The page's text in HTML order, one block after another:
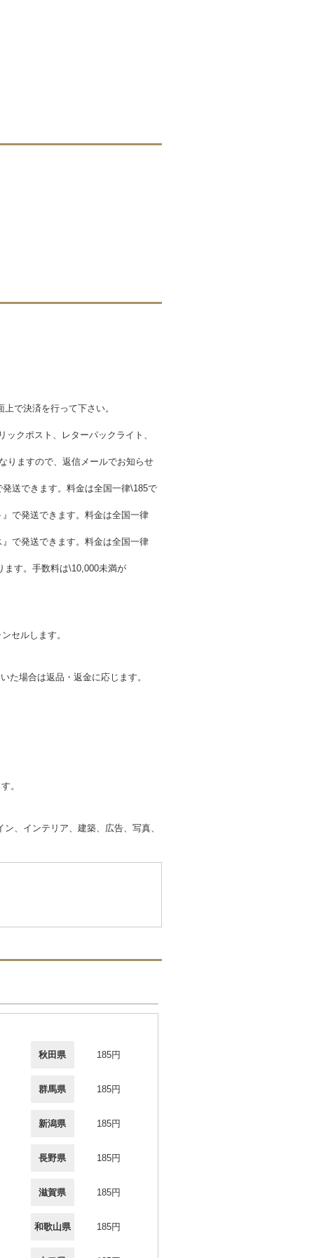
で決済を行って下さい。
クポスト、レターパックライト、
りますので、返信メールでお知らせ
送できます。料金は全国一律\185で
で発送できます。料金は全国一律
で発送できます。料金は全国一律
ます。手数料は\10,000未満が
セルします。
た場合は返品・返金に応じます。
。
、インテリア、建築、広告、写真、
秋田県 185円
群馬県 185円
新潟県 185円
長野県 185円
滋賀県 185円
和歌山県 185円